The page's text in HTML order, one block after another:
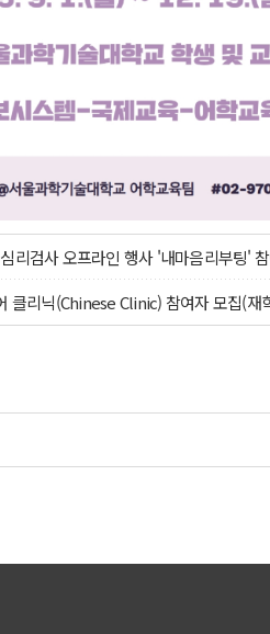
리검사 오프라인 행사 '내마음리부팅'
클리닉(Chinese Clinic) 참여자 모집(재